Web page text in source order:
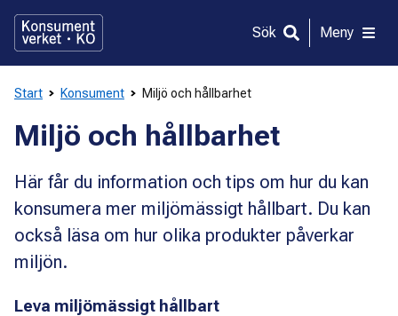
direkt
innehållet
Sök Meny
Start Konsument Miljö och hållbarhet
Miljö och hållbarhet
Här får du information och tips om hur du kan
konsumera mer miljömässigt hållbart. Du kan
också läsa om hur olika produkter påverkar
miljön.
Leva miljömässigt hållbart